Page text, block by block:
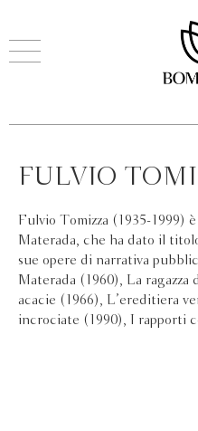
FULVIO
Fulvio Tomizza (1935-1999)
Materada, che ha dato il
sue opere di narrativa
Materada (1960), La
acacie (1966), L’ereditiera
incrociate (1990), I rapporti